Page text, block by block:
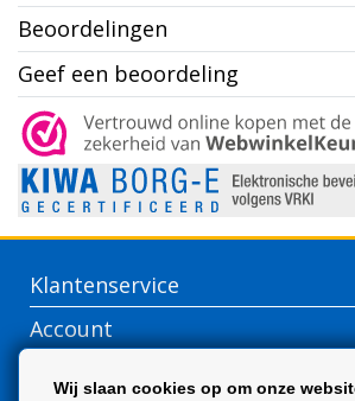
Beoordelingen
Geef een beoordeling
Klantenservice
Account
Wij slaan cookies op om onze